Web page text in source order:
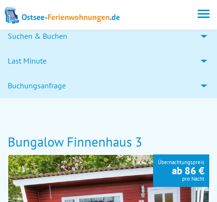
Suchen & Buchen
Last Minute
Buchungsanfrage
Bungalow Finnenhaus 3
Übernachtungspreis
ab 86 €
pro Nacht